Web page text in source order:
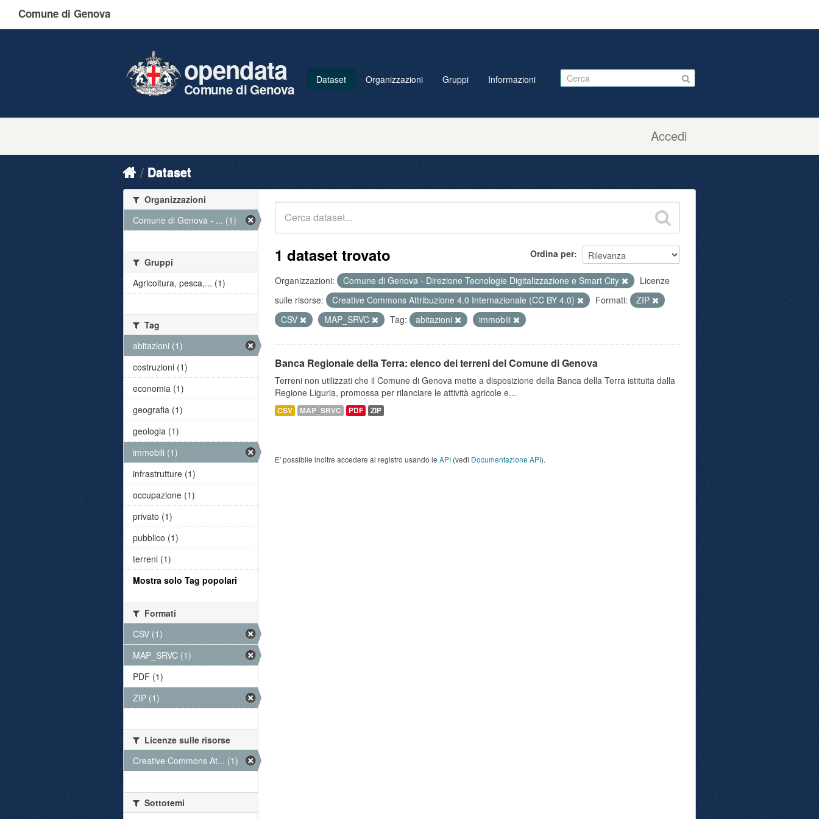
Comune di Genova
Accedi
opendata
Comune di Genova
Dataset Organizzazioni Gruppi Informazioni
Dataset
Ordina per
1 dataset trovato
Organizzazioni: Comune di Genova - Direzione Tecnologie Digitalizzazione e Smart City
Licenze
sulle risorse:
Creative Commons Attribuzione 4.0 Internazionale (CC BY 4.0) Formati:
ZIP
CSV
MAP_SRVC Tag: abitazioni immobili
Banca Regionale della Terra: elenco dei terreni del Comune di Genova
Terreni non utilizzati che il Comune di Genova mette a disposizione della Banca della Terra istituita dalla
Regione Liguria, promossa per rilanciare le attività agricole e...
CSV MAP_SRVC PDF ZIP
E' possibile inoltre accedere al registro usando le API (vedi Documentazione API).
Organizzazioni
Comune di Genova - ... (1)
Gruppi
Agricoltura, pesca,... (1)
Tag
abitazioni (1)
costruzioni (1)
economia (1)
geografia (1)
geologia (1)
immobili (1)
infrastrutture (1)
occupazione (1)
privato (1)
pubblico (1)
terreni (1)
Mostra solo Tag popolari
Formati
CSV (1)
MAP_SRVC (1)
PDF (1)
ZIP (1)
Licenze sulle risorse
Creative Commons At... (1)
Sottotemi